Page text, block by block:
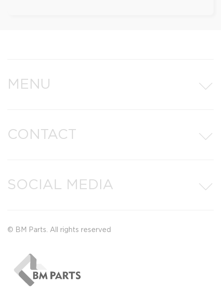
© BM Parts. All rights reserved
MENU
CONTACT
SOCIAL MEDIA